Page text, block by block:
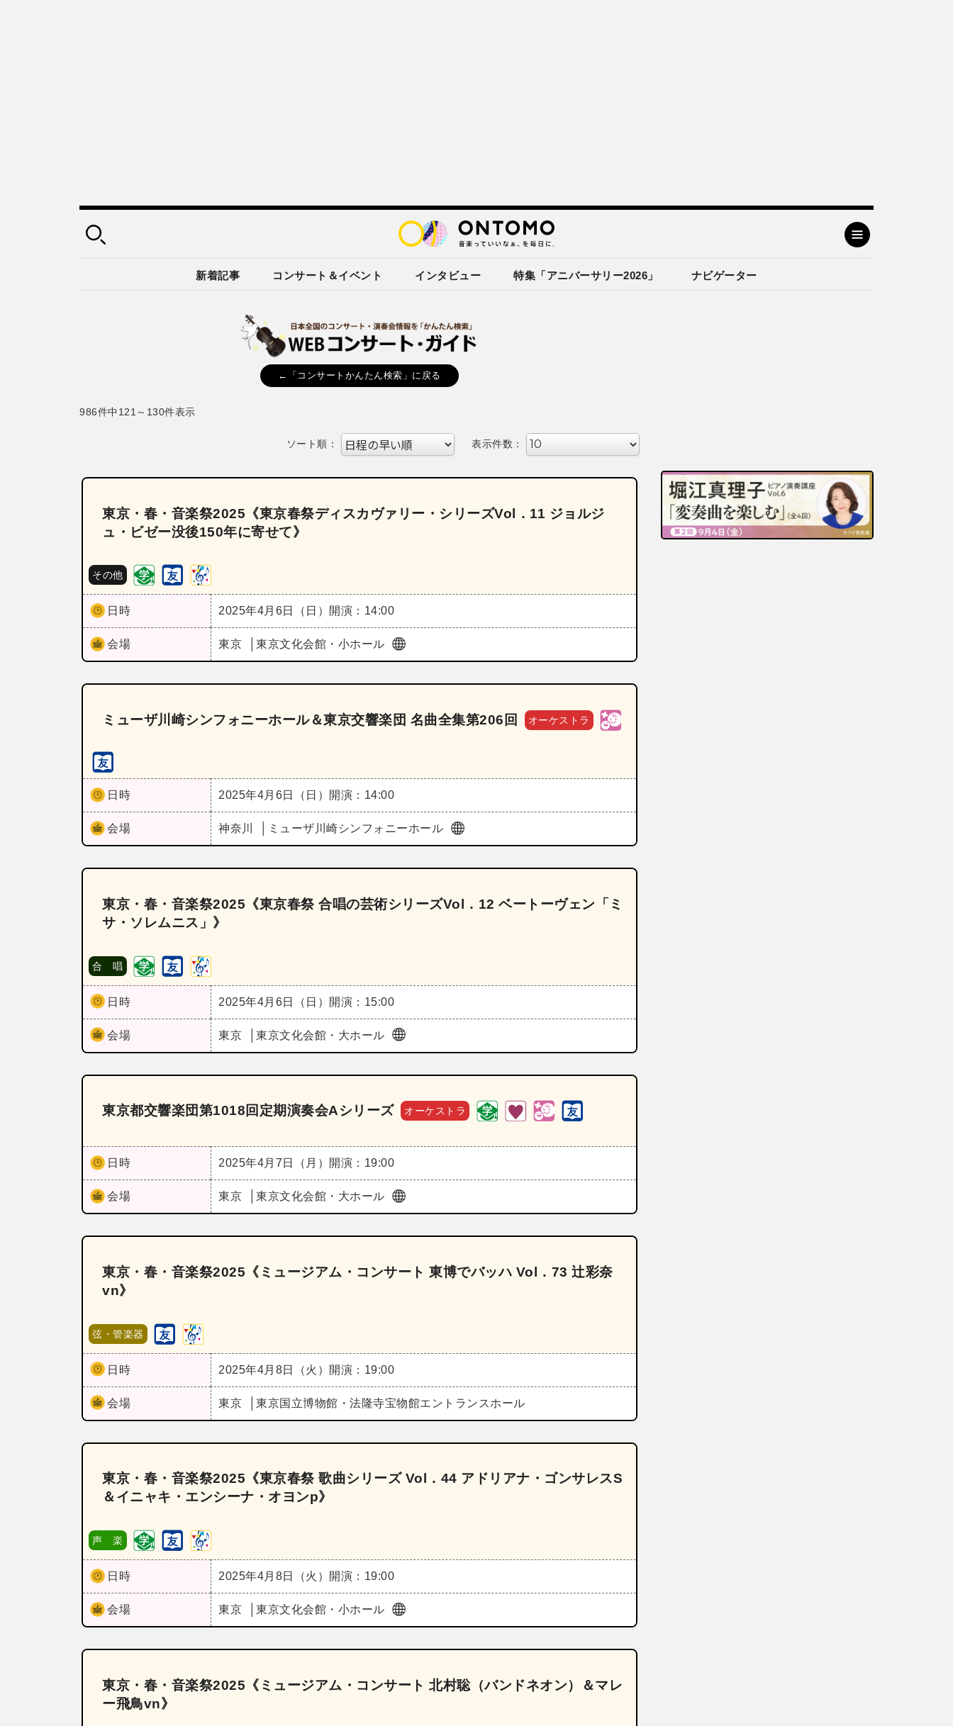
新着記事 コンサート＆イベント インタビュー 特集「アニバーサリー2026」 ナビゲーター
←「コンサートかんたん検索」に戻る
986件中121～130件表示
ソート順： 表示件数：
東京・春・音楽祭2025《東京春祭ディスカヴァリー・シリーズVol．11 ジョルジ
ュ・ビゼー没後150年に寄せて》
その他
日時 2025年4月6日（日） 開演：14:00
会場 東京 東京文化会館・小ホール
ミューザ川崎シンフォニーホール＆東京交響楽団 名曲全集第206回 オーケストラ
日時 2025年4月6日（日） 開演：14:00
会場 神奈川 ミューザ川崎シンフォニーホール
東京・春・音楽祭2025《東京春祭 合唱の芸術シリーズVol．12 ベートーヴェン「ミ
サ・ソレムニス」》
合 唱
日時 2025年4月6日（日） 開演：15:00
会場 東京 東京文化会館・大ホール
東京都交響楽団第1018回定期演奏会Aシリーズ オーケストラ
日時 2025年4月7日（月） 開演：19:00
会場 東京 東京文化会館・大ホール
東京・春・音楽祭2025《ミュージアム・コンサート 東博でバッハ Vol．73 辻彩奈
vn》
弦・管楽器
日時 2025年4月8日（火） 開演：19:00
会場 東京 東京国立博物館・法隆寺宝物館エントランスホール
東京・春・音楽祭2025《東京春祭 歌曲シリーズ Vol．44 アドリアナ・ゴンサレスS
＆イニャキ・エンシーナ・オヨンp》
声 楽
日時 2025年4月8日（火） 開演：19:00
会場 東京 東京文化会館・小ホール
東京・春・音楽祭2025《ミュージアム・コンサート 北村聡（バンドネオン）＆マレ
ー飛鳥vn》